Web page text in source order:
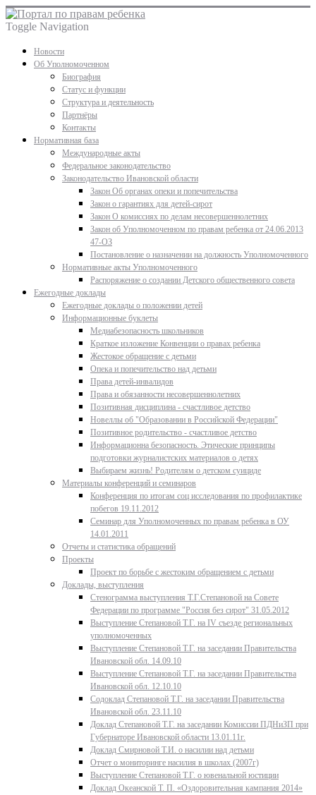
Toggle Navigation
Новости
Об Уполномоченном
Биография
Статус и функции
Структура и деятельность
Партнёры
Контакты
Нормативная база
Международные акты
Федеральное законодательство
Законодательство Ивановской области
Закон Об органах опеки и попечительства
Закон о гарантиях для детей-сирот
Закон О комиссиях по делам несовершеннолетних
Закон об Уполномоченном по правам ребенка от 24.06.2013
47-ОЗ
Постановление о назначении на должность Уполномоченного
Нормативные акты Уполномоченного
Распоряжение о создании Детского общественного совета
Ежегодные доклады
Ежегодные доклады о положении детей
Информационные буклеты
Медиабезопасность школьников
Краткое изложение Конвенции о правах ребенка
Жестокое обращение с детьми
Опека и попечительство над детьми
Права детей-инвалидов
Права и обязанности несовершеннолетних
Позитивная дисциплина - счастливое детство
Новеллы об "Образовании в Российской Федерации"
Позитивное родительство - счастливое детство
Информационна безопасность. Этические принципы
подготовки журналистских материалов о детях
Выбираем жизнь! Родителям о детском суициде
Материалы конференций и семинаров
Конференция по итогам соц исследования по профилактике
побегов 19.11.2012
Семинар для Уполномоченных по правам ребенка в ОУ
14.01.2011
Отчеты и статистика обращений
Проекты
Проект по борьбе с жестоким обращением с детьми
Доклады, выступления
Стенограмма выступления Т.Г.Степановой на Совете
Федерации по программе "Россия без сирот" 31.05.2012
Выступление Степановой Т.Г. на IV съезде региональных
уполномоченных
Выступление Степановой Т.Г. на заседании Правительства
Ивановской обл. 14.09.10
Выступление Степановой Т.Г. на заседании Правительства
Ивановской обл. 12.10.10
Содоклад Степановой Т.Г. на заседании Правительства
Ивановской обл. 23.11.10
Доклад Степановой Т.Г. на заседании Комиссии ПДНиЗП при
Губернаторе Ивановской области 13.01.11г.
Доклад Смирновой Т.И. о насилии над детьми
Отчет о мониторинге насилия в школах (2007г)
Выступление Степановой Т.Г. о ювенальной юстиции
Доклад Океанской Т. П. «Оздоровительная кампания 2014»